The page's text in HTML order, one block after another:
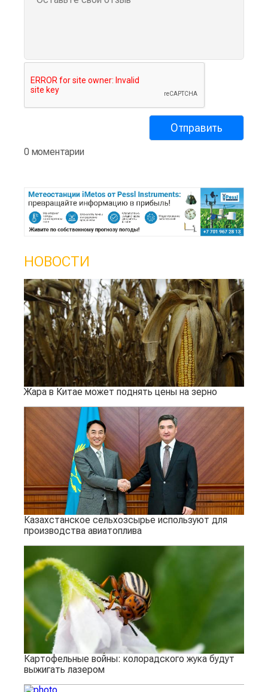
0 моментарии
НОВОСТИ
Жара в Китае может поднять цены на зерно
Казахстанское сельхозсырье используют для
производства авиатоплива
Картофельные войны: колорадского жука будут
выжигать лазером